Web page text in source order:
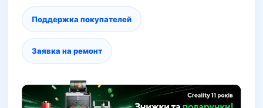
Поддержка покупателей
Заявка на ремонт